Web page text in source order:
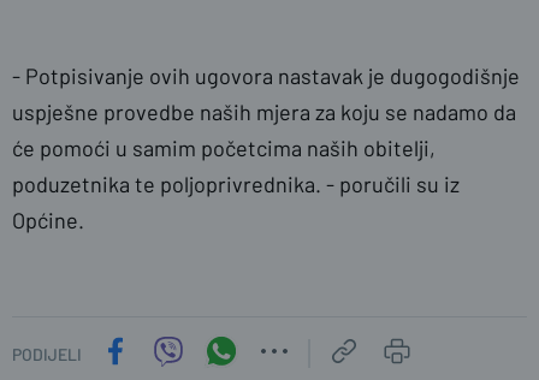
- Potpisivanje ovih ugovora nastavak je dugogodišnje
uspješne provedbe naših mjera za koju se nadamo da
će pomoći u samim početcima naših obitelji,
poduzetnika te poljoprivrednika. - poručili su iz
Općine.
PODIJELI